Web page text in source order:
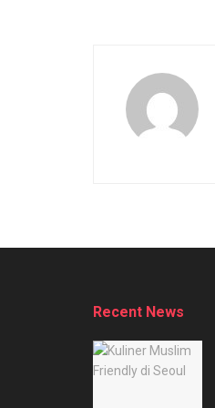
Recent News